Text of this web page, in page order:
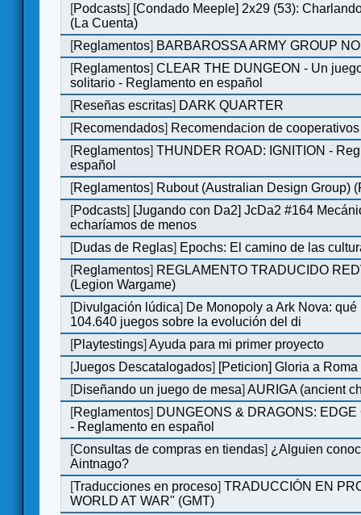
[Podcasts] [Condado Meeple] 2x29 (53):
(La Cuenta)
[Reglamentos] BARBAROSSA ARMY GROUP
[Reglamentos]CLEAR THE DUNGEON - Un
solitario - Reglamento en español
[Reseñas escritas] DARK QUARTER
[Recomendados] Recomendacion de
[Reglamentos]THUNDER ROAD: IGNITION -
español
[Reglamentos] Rubout (Australian Design Group)
[Podcasts] [Jugando con Da2] JcDa2 #164
echaríamos de menos
[Dudas de Reglas] Epochs: El camino de las
[Reglamentos] REGLAMENTO TRADUCIDO
(Legion Wargame)
[Divulgación lúdica] De Monopoly a Ark Nova:
104.640 juegos sobre la evolución del di
[Playtestings]Ayuda para mi primer proyecto
[Juegos Descatalogados] [Peticion] Gloria a Roma
[Diseñando un juego de mesa]AURIGA (ancient
[Reglamentos] DUNGEONS & DRAGONS:
- Reglamento en español
[Consultas de compras en tiendas] ¿Alguien
Aintnago?
[Traducciones en proceso]TRADUCCIÓN EN
WORLD AT WAR" (GMT)